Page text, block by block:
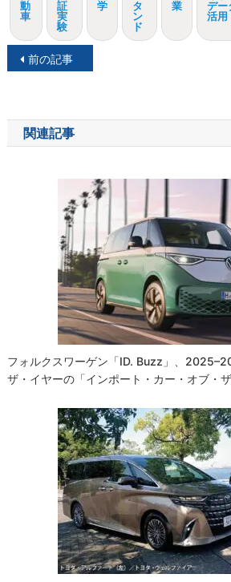
動
車
証
実
験
学
タ
ン
ド
業
デー
活用
投
ナ
ビ
前の記事
関連記事
フォルクスワーゲン「ID. Buzz」、
ザ・イヤーの「インポート・カー・オブ・